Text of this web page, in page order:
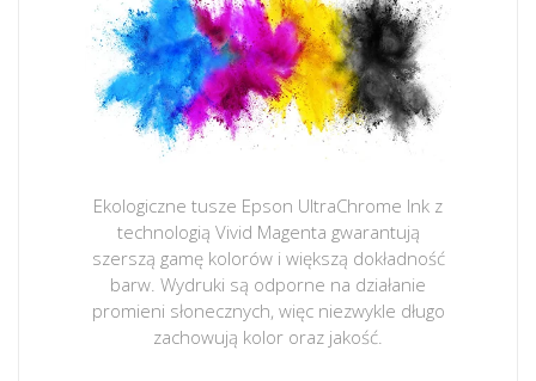
Ekologiczne tusze Epson UltraChrome Ink z
technologią Vivid Magenta gwarantują
szerszą gamę kolorów i większą dokładność
barw. Wydruki są odporne na działanie
promieni słonecznych, więc niezwykle długo
zachowują kolor oraz jakość.